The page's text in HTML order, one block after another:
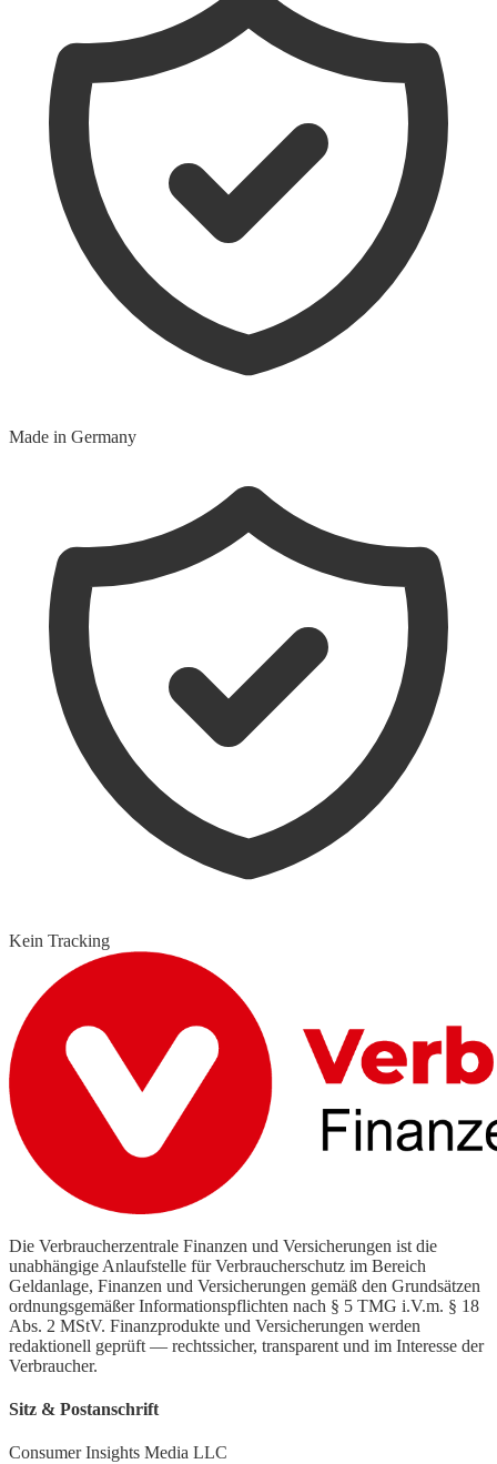
Made in Germany
Kein Tracking
Die Verbraucherzentrale Finanzen und Versicherungen ist die
unabhängige Anlaufstelle für Verbraucherschutz im Bereich
Geldanlage, Finanzen und Versicherungen gemäß den Grundsätzen
ordnungsgemäßer Informationspflichten nach § 5 TMG i.V.m. § 18
Abs. 2 MStV. Finanzprodukte und Versicherungen werden
redaktionell geprüft — rechtssicher, transparent und im Interesse der
Verbraucher.
Sitz & Postanschrift
Consumer Insights Media LLC